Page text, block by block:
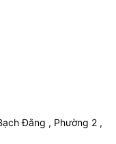
Đằng , Phường 2 ,